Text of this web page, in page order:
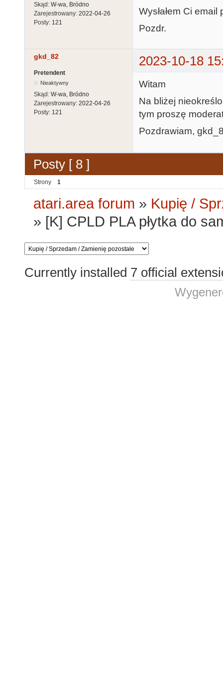
Skąd: W-wa, Bródno
Zarejestrowany: 2022-04-26
Posty: 121
Wysłałem Ci
Pozdr.
gkd_82 2023-10-18
Pretendent
Nieaktywny
Skąd: W-wa, Bródno
Zarejestrowany: 2022-04-26
Posty: 121
Witam
Na bliżej
tym proszę
Pozdrawiam,
Posty [ 8 ]
Strony 1
atari.area forum » Kupię /
» [K] CPLD PLA płytka do
Currently installed 7 official